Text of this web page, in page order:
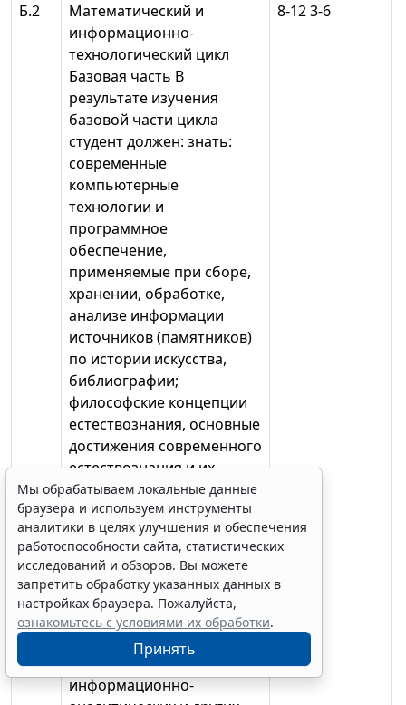
Б.2
Математический и
информационно-
технологический цикл
Базовая часть В
результате изучения
базовой части цикла
студент должен: знать:
современные
компьютерные
технологии и
программное
обеспечение,
применяемые при сборе,
хранении, обработке,
анализе информации
источников (памятников)
по истории искусства,
библиографии;
философские концепции
естествознания, основные
достижения современного
естествознания и их
применение в
гуманитарных науках;
уметь: выбирать и
применять адекватные
информационные
технологии для решения
научно-
исследовательских,
педагогических,
информационно-
8-12 3-6
Мы обрабатываем локальные данные
браузера и используем инструменты
аналитики в целях улучшения и обеспечения
работоспособности сайта, статистических
исследований и обзоров. Вы можете
запретить обработку указанных данных в
настройках браузера. Пожалуйста,
ознакомьтесь с условиями их обработки.
Принять